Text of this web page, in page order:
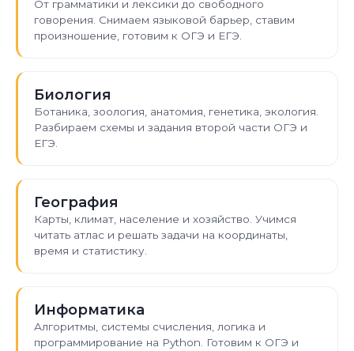
От грамматики и лексики до свободного
говорения. Снимаем языковой барьер, ставим
произношение, готовим к ОГЭ и ЕГЭ.
Биология
Ботаника, зоология, анатомия, генетика, экология.
Разбираем схемы и задания второй части ОГЭ и
ЕГЭ.
География
Карты, климат, население и хозяйство. Учимся
читать атлас и решать задачи на координаты,
время и статистику.
Информатика
Алгоритмы, системы счисления, логика и
программирование на Python. Готовим к ОГЭ и